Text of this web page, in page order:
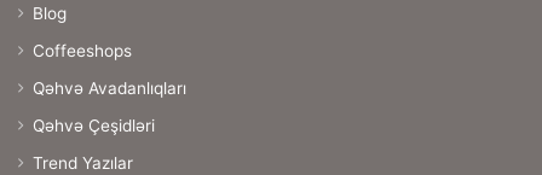
Blog
Coffeeshops
Qəhvə Avadanlıqları
Qəhvə Çeşidləri
Trend Yazılar